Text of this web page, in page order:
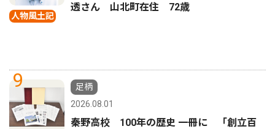
人物風土記
透さん 山北町在住 72歳
9
足柄
2026.08.01
秦野高校 100年の歴史 一冊に 「創立百